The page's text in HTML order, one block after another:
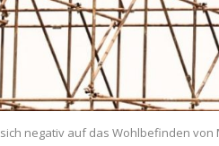
DER
USA
negativ auf das Wohlbefinden von